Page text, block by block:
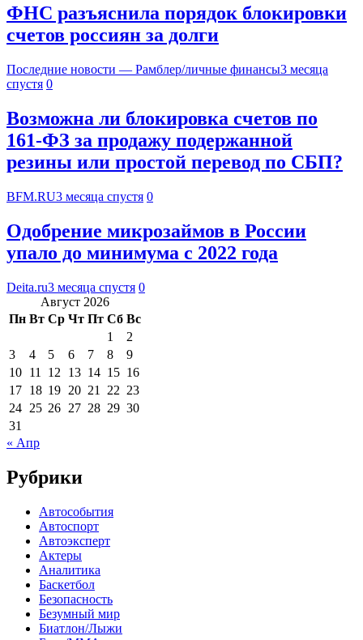
ФНС разъяснила порядок блокировки
счетов россиян за долги
Последние новости — Рамблер/личные финансы3 месяца
спустя 0
Возможна ли блокировка счетов по
161-ФЗ за продажу подержанной
резины или простой перевод по СБП?
BFM.RU3 месяца спустя 0
Одобрение микрозаймов в России
упало до минимума с 2022 года
Deita.ru3 месяца спустя 0
Август 2026
Пн Вт Ср Чт Пт Сб Вс
1
2
3
4 5 6 7 8
9
10 11 12 13 14 15 16
17 18 19 20 21 22 23
24 25 26 27 28 29 30
31
« Апр
Рубрики
Автособытия
Автоспорт
Автоэксперт
Актеры
Аналитика
Баскетбол
Безопасность
Безумный мир
Биатлон/Лыжи